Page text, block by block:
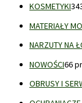
KOSMETYKI34
MATERIAŁY
NARZUTY NA
NOWOŚCI66
OBRUSY I